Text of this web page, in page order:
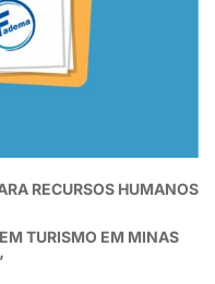
RECURSOS HUMANOS
TURISMO EM MINAS